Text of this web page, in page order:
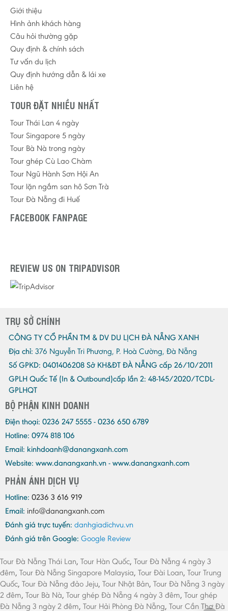
Giới thiệu
Hình ảnh khách hàng
Câu hỏi thường gặp
Quy định & chính sách
Tư vấn du lịch
Quy định hướng dẫn & lái xe
Liên hệ
TOUR ĐẶT NHIỀU NHẤT
Tour Thái Lan 4 ngày
Tour Singapore 5 ngày
Tour Bà Nà trong ngày
Tour ghép Cù Lao Chàm
Tour Ngũ Hành Sơn Hội An
Tour lặn ngắm san hô Sơn Trà
Tour Đà Nẵng đi Huế
FACEBOOK FANPAGE
REVIEW US ON TRIPADVISOR
TRỤ SỞ CHÍNH
CÔNG TY CỔ PHẦN TM & DV DU LỊCH ĐÀ NẴNG XANH
Địa chỉ: 376 Nguyễn Tri Phương, P. Hoà Cường, Đà Nẵng
Số GPKD: 0401406208 Sở KH&ĐT ĐÀ NẴNG cấp 26/10/2011
GPLH Quốc Tế (In & Outbound)cấp lần 2: 48-145/2020/TCDL-
GPLHQT
BỘ PHẬN KINH DOANH
Điện thoại: 0236 247 5555 - 0236 650 6789
Hotline: 0974 818 106
Email: kinhdoanh@danangxanh.com
Website: www.danangxanh.vn - www.danangxanh.com
PHẢN ÁNH DỊCH VỤ
Hotline: 0236 3 616 919
Email: info@danangxanh.com
Đánh giá trực tuyến: danhgiadichvu.vn
Đánh giá trên Google: Google Review
Tour Đà Nẵng Thái Lan, Tour Hàn Quốc, Tour Đà Nẵng 4 ngày 3
đêm, Tour Đà Nẵng Singapore Malaysia, Tour Đài Loan, Tour Trung
Quốc, Tour Đà Nẵng đảo Jeju, Tour Nhật Bản, Tour Đà Nẵng 3 ngày
2 đêm, Tour Bà Nà, Tour ghép Đà Nẵng 4 ngày 3 đêm, Tour ghép
Đà Nẵng 3 ngày 2 đêm, Tour Hải Phòng Đà Nẵng, Tour Cần Thơ Đà